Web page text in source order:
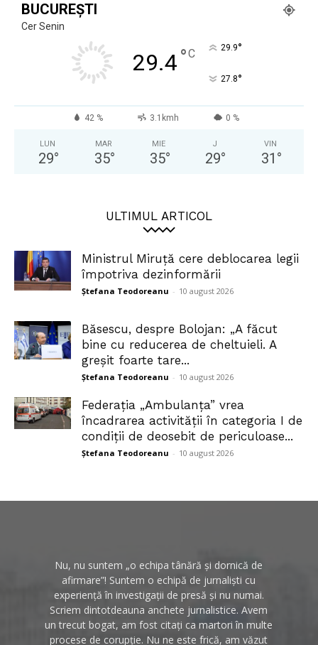
BUCUREȘTI
Cer Senin
29.4°C 29.9°
27.8°
42 % 3.1kmh 0 %
LUN
29°
MAR
35°
MIE
35°
J
29°
VIN
31 °
ULTIMUL ARTICOL
Ministrul Miruță cere deblocarea legii
împotriva dezinformării
Ștefana Teodoreanu - 10 august 2026
Băsescu, despre Bolojan: „A făcut
bine cu reducerea de cheltuieli. A
greșit foarte tare...
Ștefana Teodoreanu - 10 august 2026
Federația „Ambulanța” vrea
încadrarea activității în categoria I de
condiții de deosebit de periculoase...
Ștefana Teodoreanu - 10 august 2026
Nu, nu suntem „o echipa tânără și dornică de
afirmare”! Suntem o echipă de jurnaliști cu
experiență în investigații de presă și nu numai.
Scriem dintotdeauna anchete jurnalistice. Avem
un trecut bogat, am fost citați ca martori în multe
procese de corupție. Nu ne este frică, am văzut